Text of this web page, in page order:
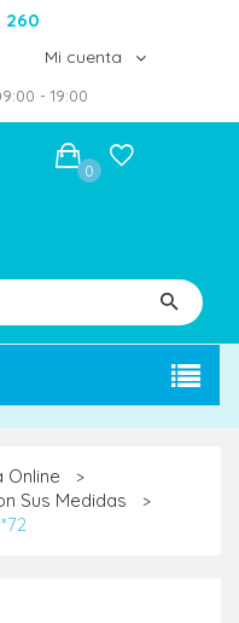
260
Mi cuenta
- 19:00
0
Online >
Sus Medidas >